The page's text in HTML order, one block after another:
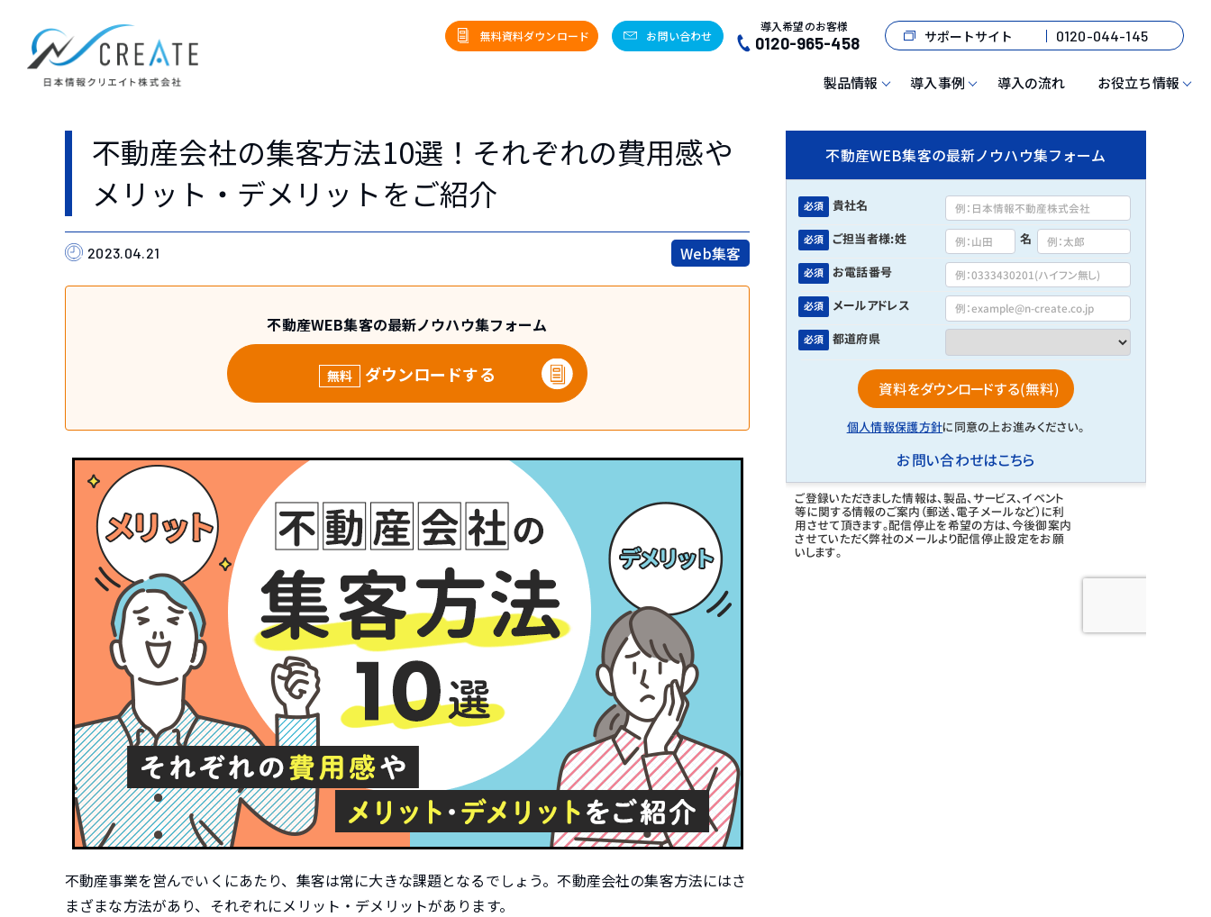
無料資料ダウンロード お問い合わせ
導入希望のお客様
0120-965-458 サポートサイト 0120-044-145
製品情報 導入事例 導入の流れ お役立ち情報
不動産会社の集客方法10選！それぞれの費用感や
メリット・デメリットをご紹介
2023.04.21 Web集客
不動産WEB集客の最新ノウハウ集フォーム
無料 ダウンロードする
不動産事業を営んでいくにあたり、集客は常に大きな課題となるでしょう。不動産会社の集客方法にはさ
まざまな方法があり、それぞれにメリット・デメリットがあります。
不動産WEB集客の最新ノウハウ集フォーム